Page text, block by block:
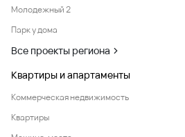
Молодежный 2
Парк у дома
Все проекты региона
Квартиры и апартаменты
Коммерческая недвижимость
Квартиры